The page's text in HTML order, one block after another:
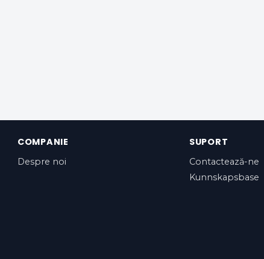
COMPANIE
Despre noi
SUPORT
Contactează-ne
Kunnskapsbase